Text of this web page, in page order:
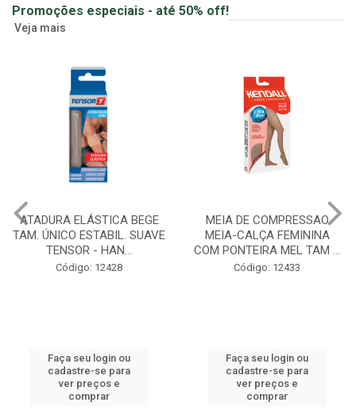
Promoções especiais - até 50% off!
Veja mais
MEIA DE COMPRESSAO
MEIA-CALÇA FEMININA
COM PONTEIRA MEL TAM ...
Código: 12433
Faça seu login ou
cadastre-se para
ver preços e
comprar
GUMMY CREATINA SABOR
MORANGO GOMAS 90UN
ZERO ACUCAR CABELO, ...
Creatina Gummy em gomas
Faça seu login ou
cadastre-se para
ver preços e
comprar